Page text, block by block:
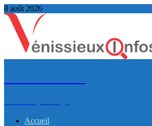
8 août 2026
Accueil